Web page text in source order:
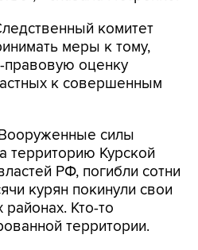
комитет
меры к тому,
правовую оценку
к совершенным
силы
территорию Курской
РФ, погибли сотни
курян покинули свои
Кто-то
территории.